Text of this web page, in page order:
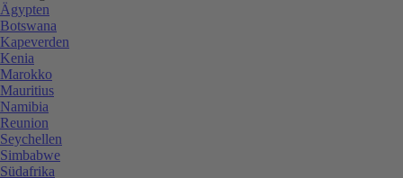
Ägypten
Botswana
Kapeverden
Kenia
Marokko
Mauritius
Namibia
Reunion
Seychellen
Simbabwe
Südafrika